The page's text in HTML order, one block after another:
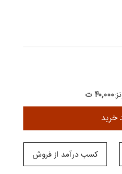
۴۰,۰۰۰ ت
خرید
کسب درآمد از فروش